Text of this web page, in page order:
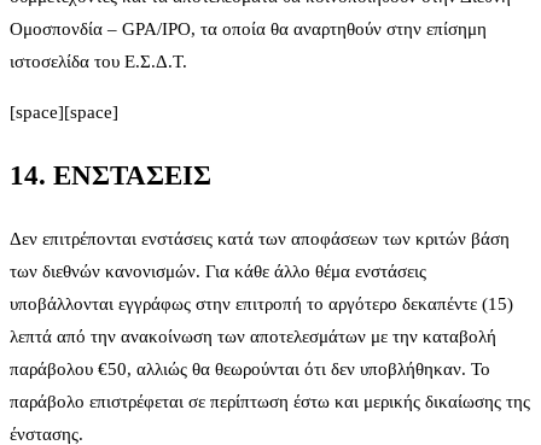
Ομοσπονδία – GPA/IPO, τα οποία θα αναρτηθούν στην επίσημη
ιστοσελίδα του Ε.Σ.Δ.Τ.
[space][space]
14. ΕΝΣΤΑΣΕΙΣ
Δεν επιτρέπονται ενστάσεις κατά των αποφάσεων των κριτών βάση
των διεθνών κανονισμών. Για κάθε άλλο θέμα ενστάσεις
υποβάλλονται εγγράφως στην επιτροπή το αργότερο δεκαπέντε (15)
λεπτά από την ανακοίνωση των αποτελεσμάτων με την καταβολή
παράβολου €50, αλλιώς θα θεωρούνται ότι δεν υποβλήθηκαν. Το
παράβολο επιστρέφεται σε περίπτωση έστω και μερικής δικαίωσης της
ένστασης.